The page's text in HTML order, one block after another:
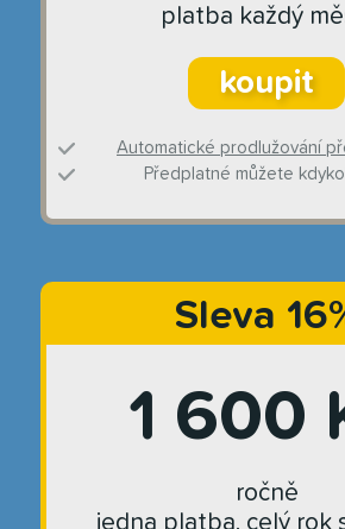
platba každý
koupit
Automatické prodlužování
Předplatné můžete
Sleva
1 600
ročně
jedna platba, celý rok